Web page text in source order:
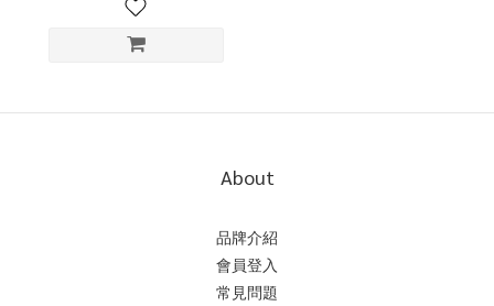
About
品牌介紹
會員登入
常見問題